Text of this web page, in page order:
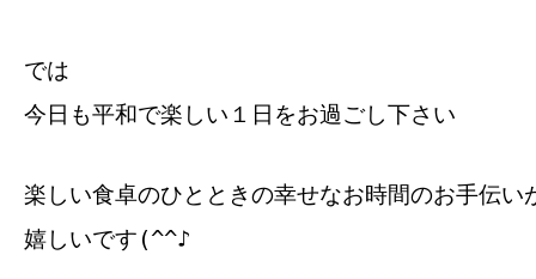
では
今日も平和で楽しい１日をお過ごし下さい
楽しい食卓のひとときの幸せなお時間のお手伝い
嬉しいです(^^♪